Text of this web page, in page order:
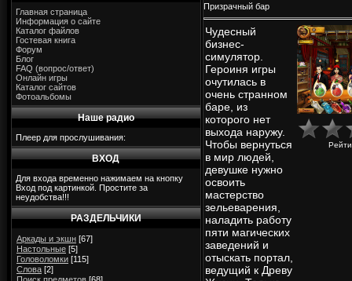
Главная страница
Информация о сайте
Каталог файлов
Гостевая книга
Форум
Блог
FAQ (вопрос/ответ)
Онлайн игры
Каталог сайтов
Фотоальбомы
Наше радио
Плеер для прослушивания:
ВХОД
Для входа временно нажимаем на кнопку
Вход под картинкой. Простите за
неудобства!!!
РАЗДЕЛЬЧИКИ
Аркады и экшн [67]
Настольные [5]
Головоломки [115]
Слова [2]
Призрачный бар
Чудесный
бизнес-
симулятор.
Героиня игры
очутилась в
очень странном
баре, из
которого нет
выхода наружу.
Чтобы вернуться
в мир людей,
девушке нужно
освоить
мастерство
зельеварения,
наладить работу
пяти магических
заведений и
отыскать портал,
ведущий к Древу